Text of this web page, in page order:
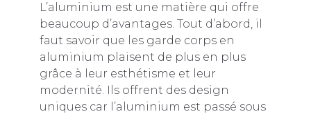
L’aluminium est une matière qui offre
beaucoup d’avantages. Tout d’abord, il
faut savoir que les garde corps en
aluminium plaisent de plus en plus
grâce à leur esthétisme et leur
modernité. Ils offrent des design
uniques car l’aluminium est passé sous